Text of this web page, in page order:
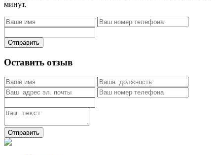
минут.
Отправить
Оставить отзыв
Отправить